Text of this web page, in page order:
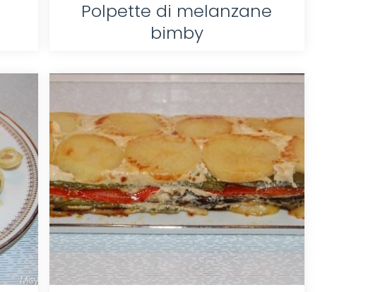
Polpette di melanzane
bimby